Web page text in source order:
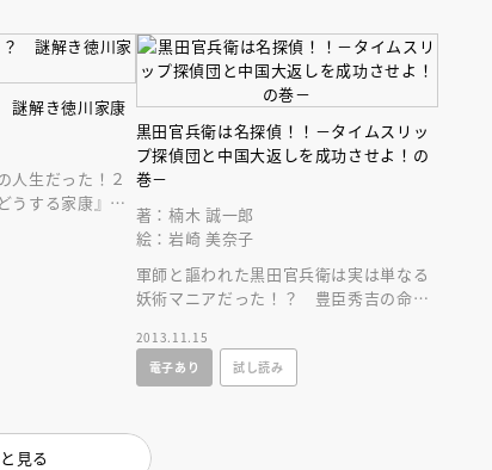
解き徳川家康
人生だった！２
うする家康』で
黒田官兵衛は名探偵！！－タイムスリッ
プ探偵団と中国大返しを成功させよ！の
巻－
著：楠木 誠一郎
絵：岩崎 美奈子
軍師と謳われた黒田官兵衛は実は単なる
妖術マニアだった！？ 豊臣秀吉の命運
号砲が鳴り響く！
2013.11.15
電子あり
試し読み
見る
えほん通信